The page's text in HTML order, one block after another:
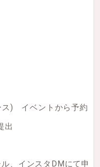
ス) イベントから予約
出
、インスタDMにて申